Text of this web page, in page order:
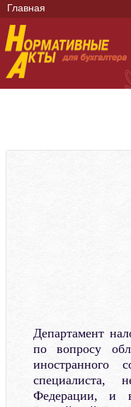
Главная
Департамент
по вопросу
иностранного
специалиста,
Федерации, и в